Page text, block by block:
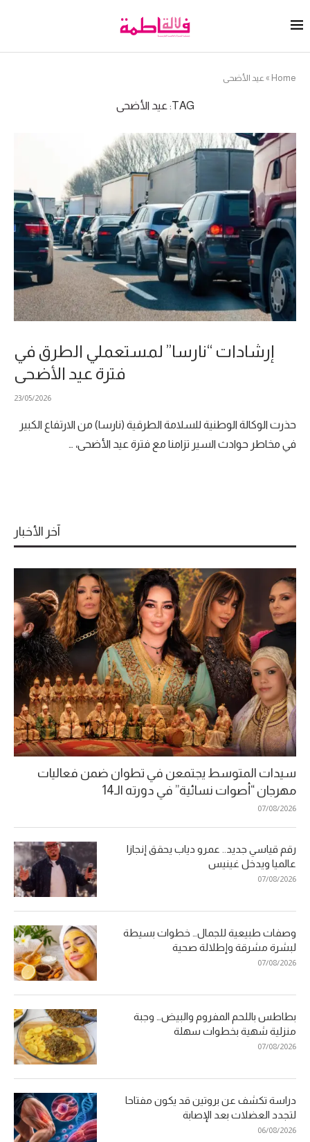
Home
» عيد الأضحى
TAG: عيد الأضحى
إرشادات “نارسا” لمستعملي الطرق في
فترة عيد الأضحى
23/05/2026
حذرت الوكالة الوطنية للسلامة الطرقية (نارسا) من الارتفاع الكبير
في مخاطر حوادث السير تزامنا مع فترة عيد الأضحى، …
آخر الأخبار
سيدات المتوسط يجتمعن في تطوان ضمن فعاليات
مهرجان “أصوات نسائية” في دورته الـ14
07/08/2026
رقم قياسي جديد.. عمرو دياب يحقق إنجازا
عالميا ويدخل غينيس
07/08/2026
وصفات طبيعية للجمال… خطوات بسيطة
لبشرة مشرقة وإطلالة صحية
07/08/2026
بطاطس باللحم المفروم والبيض… وجبة
منزلية شهية بخطوات سهلة
07/08/2026
دراسة تكشف عن بروتين قد يكون مفتاحا
لتجدد العضلات بعد الإصابة
06/08/2026